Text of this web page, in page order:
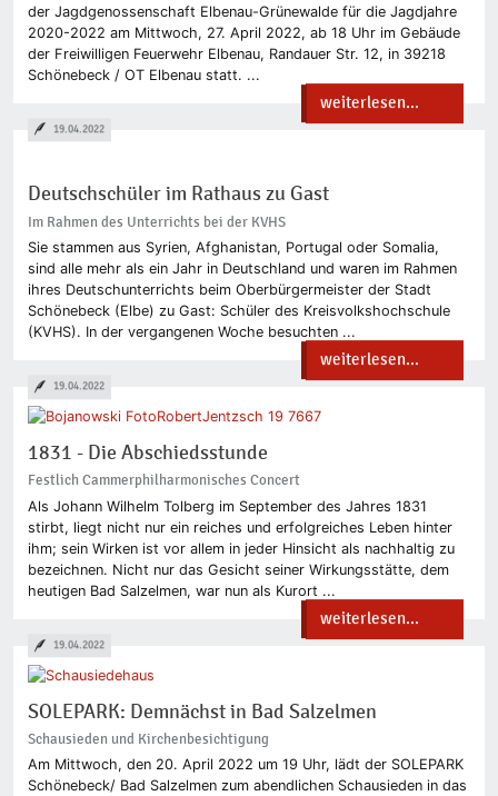
der Jagdgenossenschaft Elbenau-Grünewalde für die Jagdjahre
2020-2022 am Mittwoch, 27. April 2022, ab 18 Uhr im Gebäude
der Freiwilligen Feuerwehr Elbenau, Randauer Str. 12, in 39218
Schönebeck / OT Elbenau statt. ...
weiterlesen...
Deutschschüler im Rathaus zu Gast
Im Rahmen des Unterrichts bei der KVHS
Sie stammen aus Syrien, Afghanistan, Portugal oder Somalia,
sind alle mehr als ein Jahr in Deutschland und waren im Rahmen
ihres Deutschunterrichts beim Oberbürgermeister der Stadt
Schönebeck (Elbe) zu Gast: Schüler des Kreisvolkshochschule
(KVHS). In der vergangenen Woche besuchten ...
weiterlesen...
19.04.2022
1831 - Die Abschiedsstunde
Festlich Cammerphilharmonisches Concert
Als Johann Wilhelm Tolberg im September des Jahres 1831
stirbt, liegt nicht nur ein reiches und erfolgreiches Leben hinter
ihm; sein Wirken ist vor allem in jeder Hinsicht als nachhaltig zu
bezeichnen. Nicht nur das Gesicht seiner Wirkungsstätte, dem
heutigen Bad Salzelmen, war nun als Kurort ...
weiterlesen...
19.04.2022
SOLEPARK: Demnächst in Bad Salzelmen
Schausieden und Kirchenbesichtigung
Am Mittwoch, den 20. April 2022 um 19 Uhr, lädt der SOLEPARK
Schönebeck/ Bad Salzelmen zum abendlichen Schausieden in das
19.04.2022